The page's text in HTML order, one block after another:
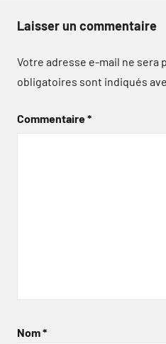
Laisser un commentaire
Votre adresse e-mail ne sera
obligatoires sont indiqués
Commentaire*
Nom*